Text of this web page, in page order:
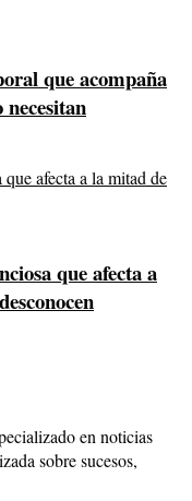
que acompaña
que afecta a
en noticias
sobre sucesos,